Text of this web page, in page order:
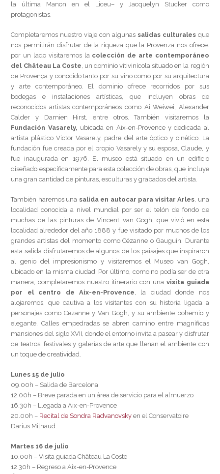
la última Manon en el Liceu– y Jacquelyn Stucker como
protagonistas.
Completaremos nuestro viaje con algunas salidas culturalesque
nos permitirán disfrutar de la riqueza que la Provenza nos ofrece:
por un lado visitaremos la colección de arte contemporáneo
del Château La Coste, un dominio vitivinícola situado en la región
de Provença y conocido tanto por su vino como por su arquitectura
y arte contemporáneo. El dominio ofrece recorridos por sus
bodegas e instalaciones artísticas, que incluyen obras de
reconocidos artistas contemporáneos como Ai Weiwei, Alexander
Calder y Damien Hirst, entre otros. También visitaremos la
Fundación Vasarely, ubicada en Aix-en-Provence y dedicada al
artista plástico Victor Vasarely, padre del arte óptico y cinético. La
fundación fue creada por el propio Vasarely y su esposa, Claude, y
fue inaugurada en 1976. El museo está situado en un edificio
diseñado específicamente para esta colección de obras, que incluye
una gran cantidad de pinturas, esculturas y grabados del artista.
También haremos una salida en autocar para visitar Arles, una
localidad conocida a nivel mundial por ser el telón de fondo de
muchas de las pinturas de Vincent van Gogh, que vivió en esta
localidad alrededor del año 1888 y fue visitado por muchos de los
grandes artistas del momento como Cézanne o Gauguin. Durante
esta salida disfrutaremos de algunos de los paisajes que inspiraron
al genio del impresionismo y visitaremos el Museo van Gogh,
ubicado en la misma ciudad. Por último, como no podía ser de otra
manera, completaremos nuestro itinerario con unavisita guiada
por el centro de Aix-en-Provence, la ciudad donde nos
alojaremos, que cautiva a los visitantes con su historia ligada a
personajes como Cezanne y Van Gogh, y su ambiente bohemio y
elegante. Calles empedradas se abren camino entre magníficas
mansiones del siglo XVII, donde el entorno invita a pasear y disfrutar
de teatros, festivales y galerías de arte que llenan el ambiente con
un toque de creatividad.
Lunes 15 de julio
09.00h – Salida de Barcelona
12.00h – Breve parada en un área de servicio para el almuerzo
16.30h – Llegada a Aix-en-Provence
20.00h – Recital de Sondra Radvanovsky en el Conservatoire
Darius Milhaud.
Martes 16 de julio
10.00h – Visita guiada Château La Coste
12.30h – Regreso a Aix-en-Provence